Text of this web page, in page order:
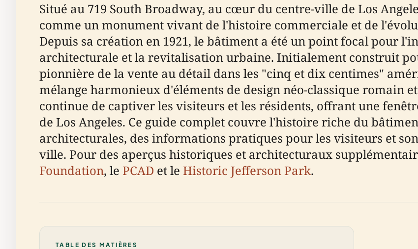
Situé au 719 South Broadway, au cœur du centre-ville de Los
comme un monument vivant de l'histoire commerciale et de
Depuis sa création en 1921, le bâtiment a été un point focal pour
architecturale et la revitalisation urbaine. Initialement construit
pionnière de la vente au détail dans les "cinq et dix centimes"
mélange harmonieux d'éléments de design néo-classique romain
continue de captiver les visiteurs et les résidents, offrant une
de Los Angeles. Ce guide complet couvre l'histoire riche du
architecturales, des informations pratiques pour les visiteurs et
ville. Pour des aperçus historiques et architecturaux
Foundation, le PCAD et le Historic Jefferson Park.
TABLE DES MATIÈRES